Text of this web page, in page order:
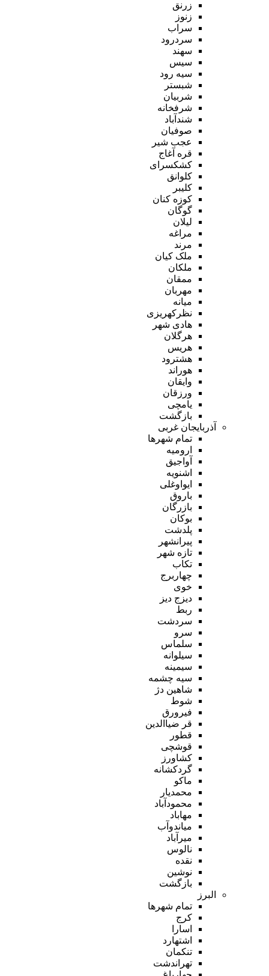
زرنق
زنوز
سراب
سردرود
سهند
سیس
سیه رود
شبستر
شربیان
شرفخانه
شندآباد
صوفیان
عجب شیر
قره آغاج
کشکسرای
کلوانق
کلیبر
کوزه کنان
گوگان
لیلان
مراغه
مرند
ملک کیان
ملکان
ممقان
مهربان
میانه
نظرکهریزی
هادی شهر
هرگلان
هریس
هشترود
هوراند
وایقان
ورزقان
یامچی
بازگشت
آذربایجان غربی
تمام شهر‌ها
ارومیه
آواجیق
اشنویه
ایواوغلی
باروق
بازرگان
بوکان
پلدشت
پیرانشهر
تازه شهر
تکاب
چهاربرج
خوی
دیزج دیز
ربط
سردشت
سرو
سلماس
سیلوانه
سیمینه
سیه چشمه
شاهین دژ
شوط
فیرورق
قر ضیاالدین
قطور
قوشچی
کشاورز
گردکشانه
ماکو
محمدیار
محمودآباد
مهاباد
میاندوآب
میرآباد
نالوس
نقده
نوشین
بازگشت
البرز
تمام شهر‌ها
کرج
اسارا
اشتهارد
تنکمان
تهراندشت